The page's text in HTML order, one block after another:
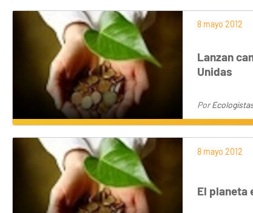
8 mayo 2012
Lanzan
Unidas
Por
8 mayo 2012
El planeta